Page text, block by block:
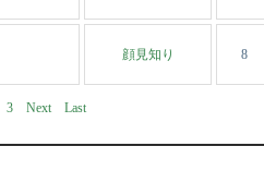
顔見知り 8
3 Next Last